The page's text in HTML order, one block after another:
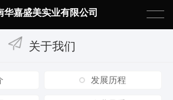
华嘉盛美实业有限公司
关于我们
发展历程